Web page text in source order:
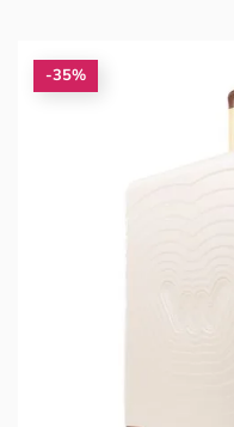
-35%